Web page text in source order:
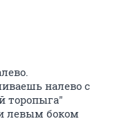
налево с
торопыга"
левым боком